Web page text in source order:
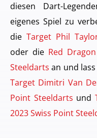
diesen Dart-
eigenes Spiel zu
die Target Phil
oder die Red
Steeldarts an und
Target Dimitri Van
Point Steeldarts und
2023 Swiss Point